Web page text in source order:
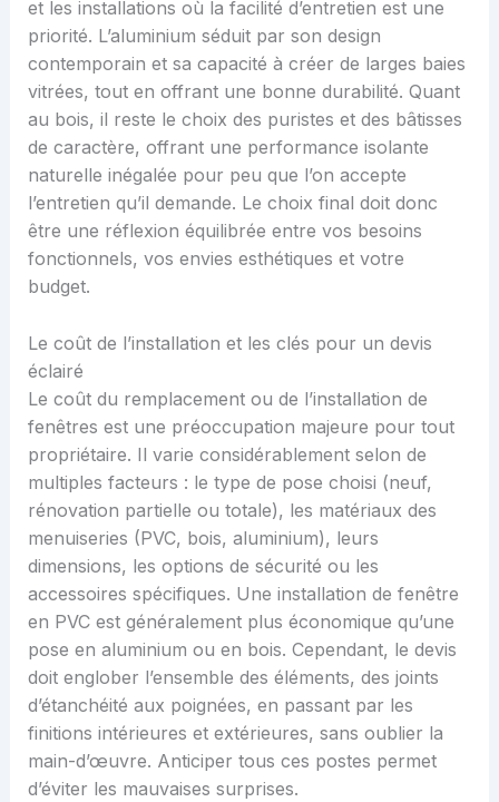
et les installations où la facilité d’entretien est une
priorité. L’aluminium séduit par son design
contemporain et sa capacité à créer de larges baies
vitrées, tout en offrant une bonne durabilité. Quant
au bois, il reste le choix des puristes et des bâtisses
de caractère, offrant une performance isolante
naturelle inégalée pour peu que l’on accepte
l’entretien qu’il demande. Le choix final doit donc
être une réflexion équilibrée entre vos besoins
fonctionnels, vos envies esthétiques et votre
budget.
Le coût de l’installation et les clés pour un devis
éclairé
Le coût du remplacement ou de l’installation de
fenêtres est une préoccupation majeure pour tout
propriétaire. Il varie considérablement selon de
multiples facteurs : le type de pose choisi (neuf,
rénovation partielle ou totale), les matériaux des
menuiseries (PVC, bois, aluminium), leurs
dimensions, les options de sécurité ou les
accessoires spécifiques. Une installation de fenêtre
en PVC est généralement plus économique qu’une
pose en aluminium ou en bois. Cependant, le devis
doit englober l’ensemble des éléments, des joints
d’étanchéité aux poignées, en passant par les
finitions intérieures et extérieures, sans oublier la
main-d’œuvre. Anticiper tous ces postes permet
d’éviter les mauvaises surprises.